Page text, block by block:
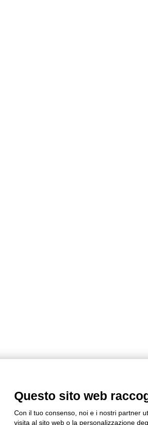
Questo sito web
Con il tuo consenso, noi e i nostri partner
visita al sito web o la personalizzazione